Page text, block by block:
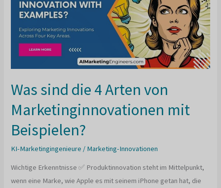
Was sind die 4 Arten von
Marketinginnovationen mit
Beispielen?
KI-Marketingingenieure / Marketing-Innovationen
Wichtige Erkenntnisse ✅ Produktinnovation steht im Mittelpunkt,
wenn eine Marke, wie Apple es mit seinem iPhone getan hat, die